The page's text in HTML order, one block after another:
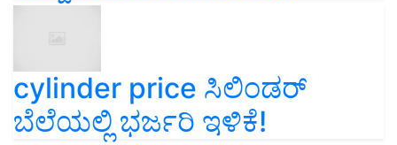
cylinder price ಸಿಲಿಂಡರ್‌
ಬೆಲೆಯಲ್ಲಿ ಭರ್ಜರಿ ಇಳಿಕೆ!